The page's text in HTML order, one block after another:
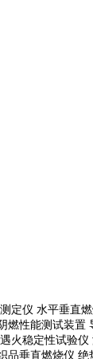
仪 水平垂
性能测试装
火稳定性试验仪
品垂直燃烧仪 绝